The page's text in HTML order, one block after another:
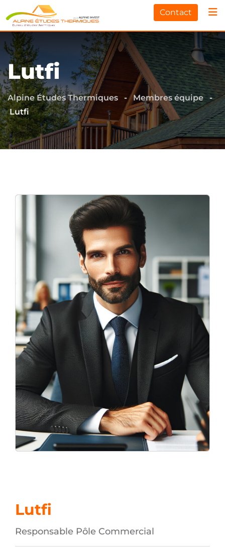
Contact
Lutfi
Alpine Études Thermiques - Membres équipe -
Lutfi
Lutfi
Responsable Pôle Commercial